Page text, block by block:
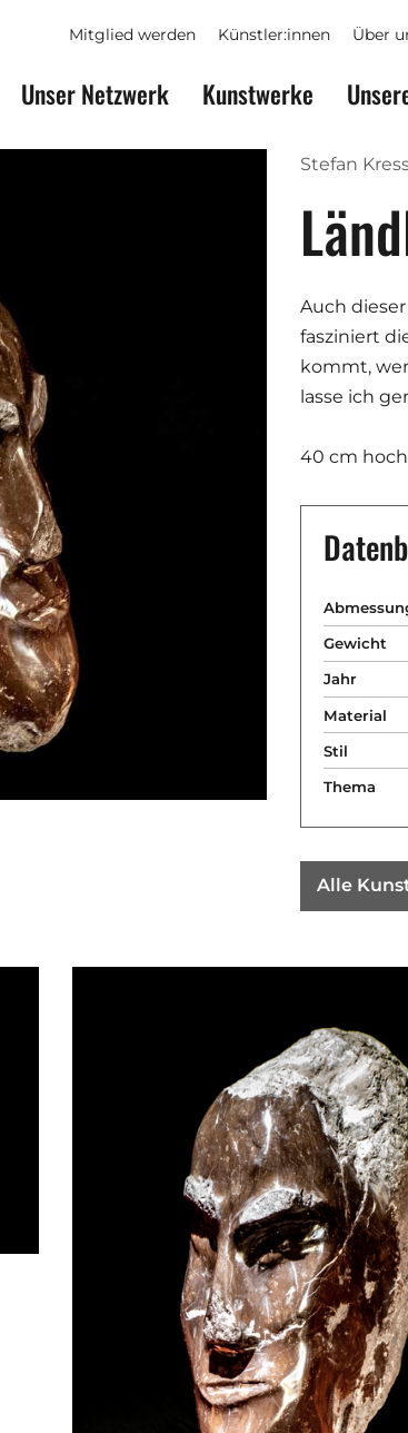
Mitglied werden Künstler:innen Über
Unser Netzwerk Kunstwerke
Stefan
Auch
fasziniert
kommt,
lasse ich
40 cm hoch
Gewicht
Jahr
Material
Stil
Thema
Alle